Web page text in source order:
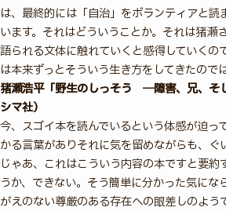
は、最終的には「自治」をボランティアと読
います。それはどういうことか。それは猪瀬
語られる文体に触れていくと感得していくの
は本来ずっとそういう生き方をしてきたので
猪瀬浩平「野生のしっそう ―障害、兄、そ
シマ社）
今、スゴイ本を読んでいるという体感が迫っ
かる言葉がありそれに気を留めながらも、ぐ
じゃあ、これはこういう内容の本ですと要
うか、できない。そう簡単に分かった気にな
がえのない尊厳のある存在への眼差しのよう